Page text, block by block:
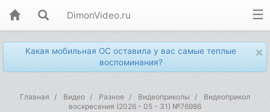
DimonVideo.ru
×
Какая мобильная ОС оставила у вас самые теплые
воспоминания?
Главная Видео Разное Видеоприколы
Видеоприкол
воскресения (2026 - 05 - 31) №76986